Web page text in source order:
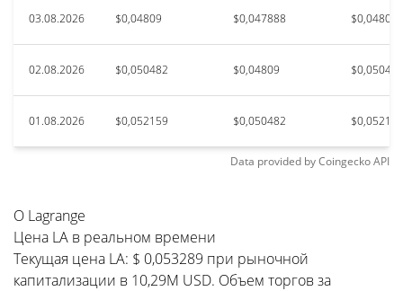
03.08.2026 $0,04809 $0,047888 $0,04809
02.08.2026 $0,050482 $0,04809 $0,050482
01.08.2026 $0,052159 $0,050482 $0,052159
Data provided byCoingeckoAPI
О Lagrange
Цена LA в реальном времени
Текущая цена LA: $ 0,053289 при рыночной
капитализации в 10,29M USD. Объем торгов за